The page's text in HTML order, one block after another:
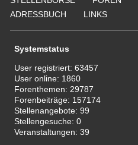
ADRESSBUCH
LINKS
Systemstatus
User registriert:63457
User online: 1860
Forenthemen: 29787
Forenbeiträge: 157174
Stellenangebote:99
Stellengesuche:0
Veranstaltungen:39